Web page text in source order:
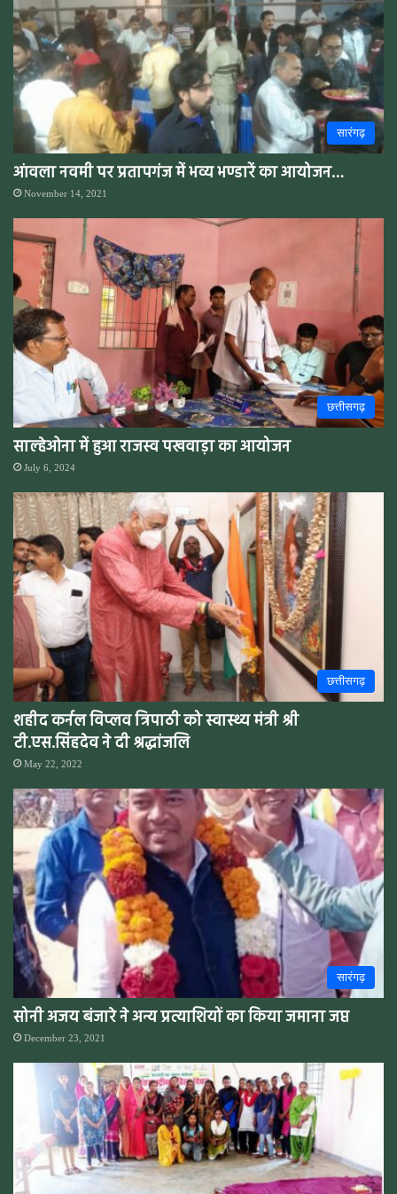
सारंगढ़
आंवला नवमी पर प्रतापगंज में भव्य भण्डारें का आयोजन…
November 14, 2021
छत्तीसगढ़
साल्हेओना में हुआ राजस्व पखवाड़ा का आयोजन
July 6, 2024
छत्तीसगढ़
शहीद कर्नल विप्लव त्रिपाठी को स्वास्थ्य मंत्री श्री
टी.एस.सिंहदेव ने दी श्रद्धांजलि
May 22, 2022
सारंगढ़
सोनी अजय बंजारे ने अन्य प्रत्याशियों का किया जमाना जप्त
December 23, 2021